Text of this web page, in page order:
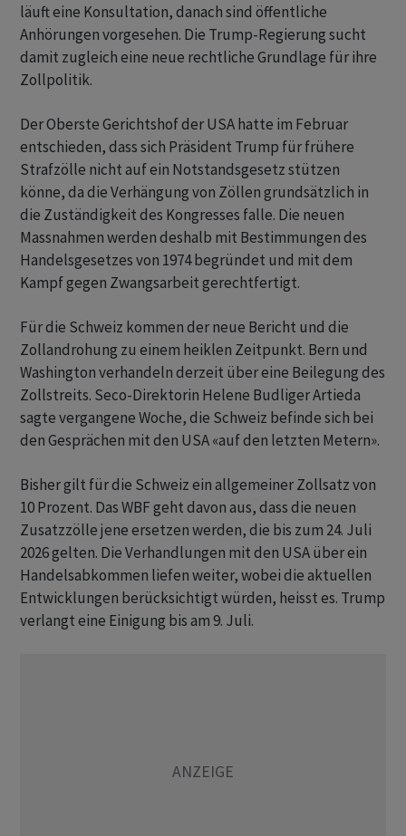
läuft eine Konsultation, danach sind öffentliche
Anhörungen vorgesehen. Die Trump-Regierung sucht
damit zugleich eine neue rechtliche Grundlage für ihre
Zollpolitik.
Der Oberste Gerichtshof der USA hatte im Februar
entschieden, dass sich Präsident Trump für frühere
Strafzölle nicht auf ein Notstandsgesetz stützen
könne, da die Verhängung von Zöllen grundsätzlich in
die Zuständigkeit des Kongresses falle. Die neuen
Massnahmen werden deshalb mit Bestimmungen des
Handelsgesetzes von 1974 begründet und mit dem
Kampf gegen Zwangsarbeit gerechtfertigt.
Für die Schweiz kommen der neue Bericht und die
Zollandrohung zu einem heiklen Zeitpunkt. Bern und
Washington verhandeln derzeit über eine Beilegung des
Zollstreits. Seco-Direktorin Helene Budliger Artieda
sagte vergangene Woche, die Schweiz befinde sich bei
den Gesprächen mit den USA «auf den letzten Metern».
Bisher gilt für die Schweiz ein allgemeiner Zollsatz von
10 Prozent. Das WBF geht davon aus, dass die neuen
Zusatzzölle jene ersetzen werden, die bis zum 24. Juli
2026 gelten. Die Verhandlungen mit den USA über ein
Handelsabkommen liefen weiter, wobei die aktuellen
Entwicklungen berücksichtigt würden, heisst es. Trump
verlangt eine Einigung bis am 9. Juli.